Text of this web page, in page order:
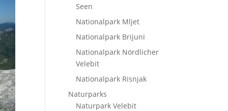
Seen
Nationalpark Mljet
Nationalpark Brijuni
Nationalpark Nördlicher
Velebit
Nationalpark Risnjak
Naturparks
Naturpark Velebit